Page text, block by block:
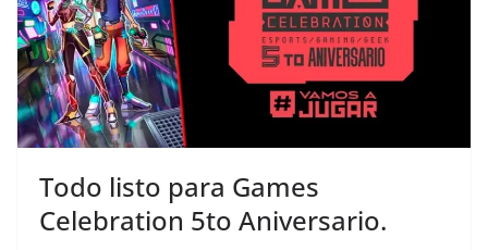
Todo listo para Games
Celebration 5to Aniversario.